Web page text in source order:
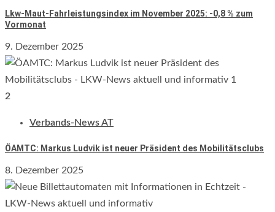
Lkw-Maut-Fahrleistungsindex im November 2025: -0,8 % zum
Vormonat
9. Dezember 2025
2
Verbands-News AT
ÖAMTC: Markus Ludvik ist neuer Präsident des Mobilitätsclubs
8. Dezember 2025